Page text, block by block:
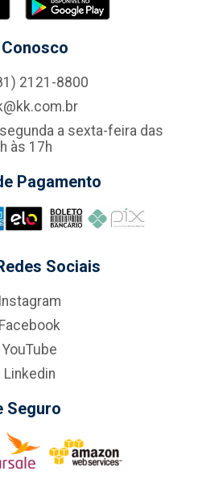
2121-8800
a sexta-feira das
às 17h
Pagamento
Sociais
Instagram
Facebook
YouTube
Linkedin
Seguro